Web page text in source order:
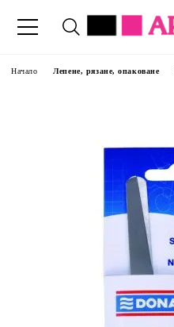
Начало Лепене, рязане, опаковане